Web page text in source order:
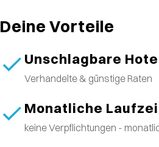
Deine Vorteile
Unschlagbare
Verhandelte & günstige Raten
Monatliche
keine Verpflichtungen -